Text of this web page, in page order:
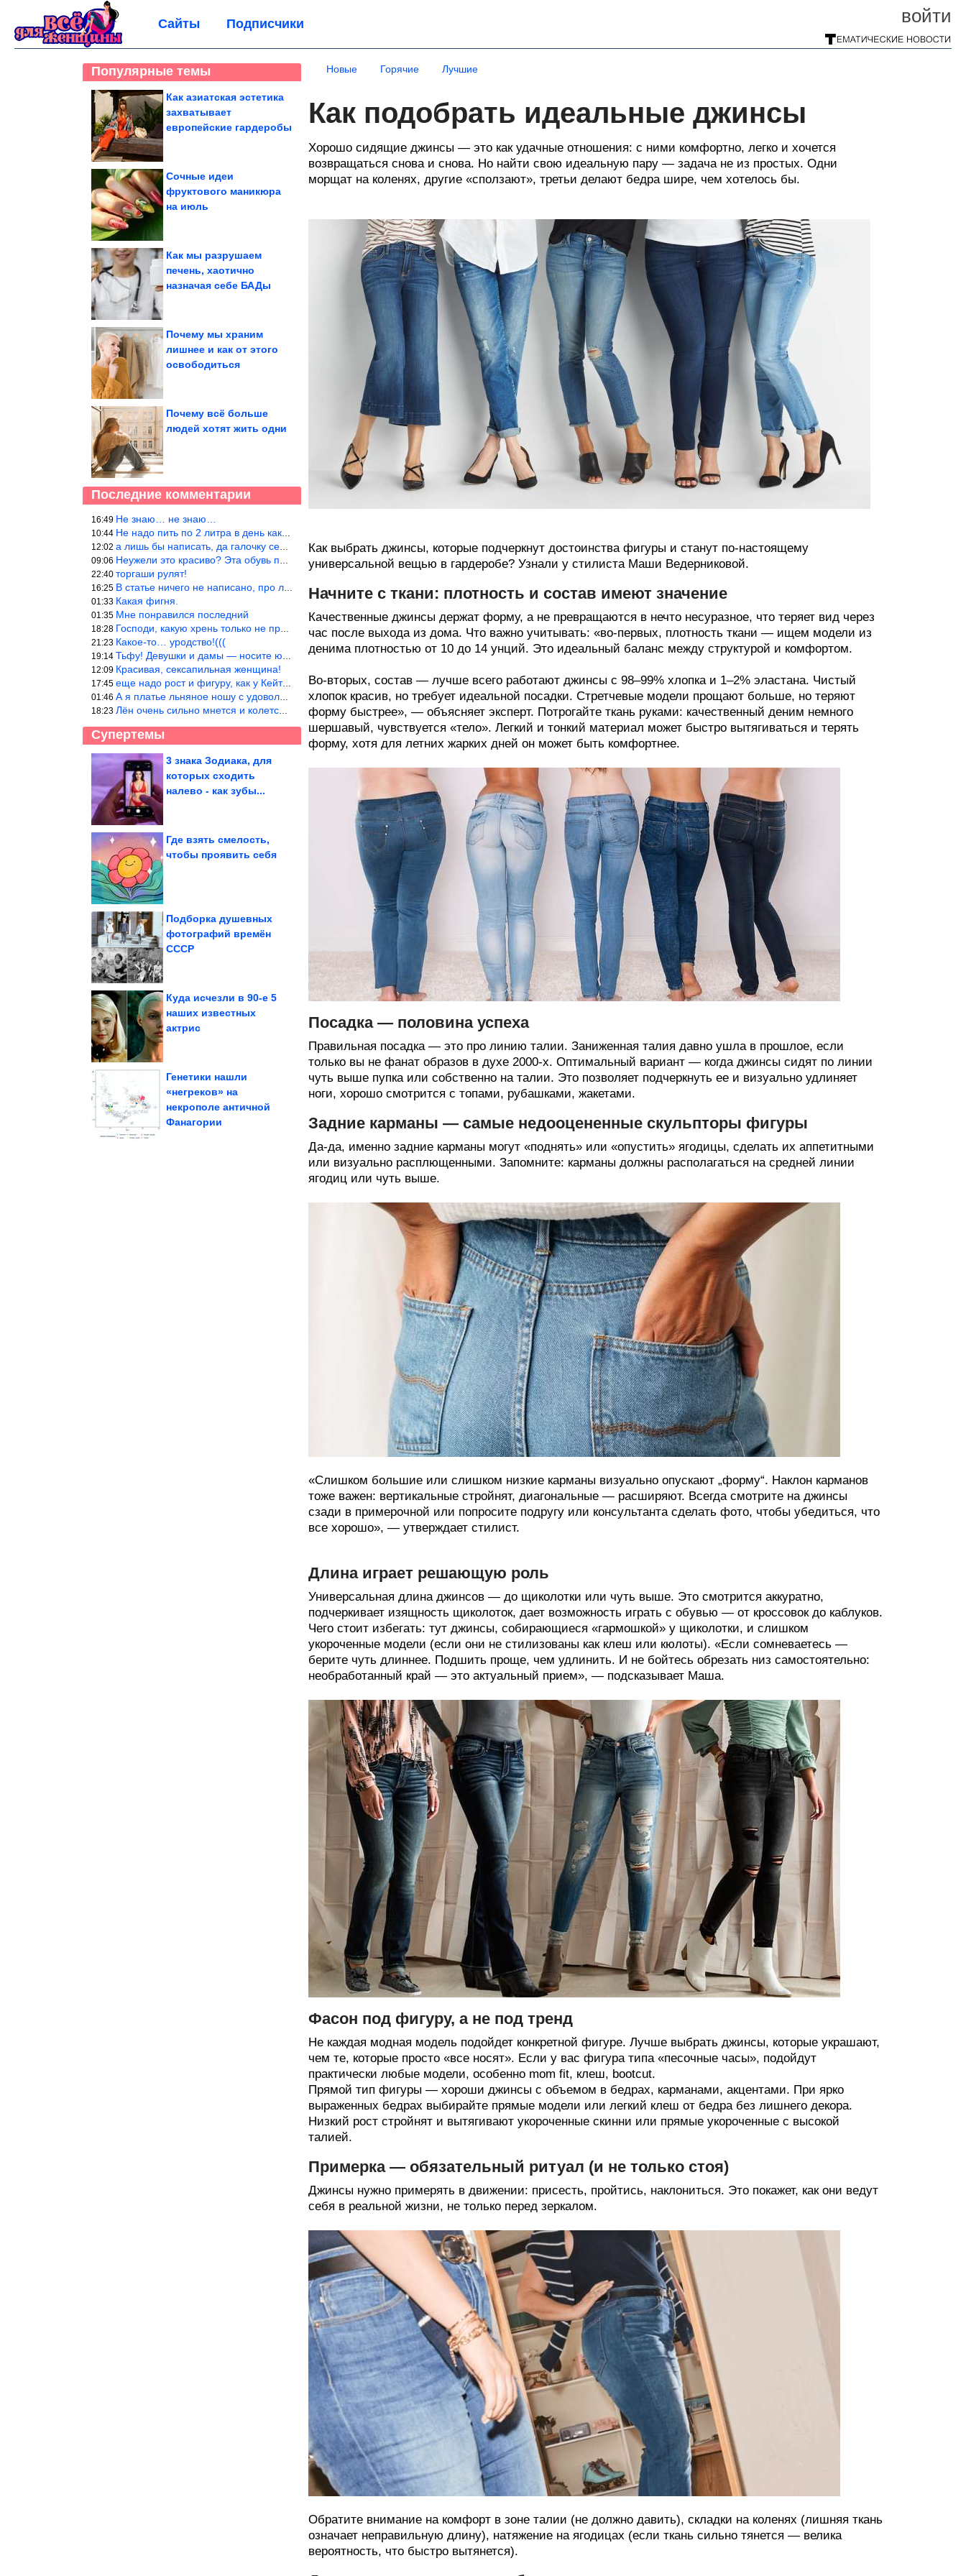
войти
Сайты Подписчики
Популярные темы
Как азиатская эстетика
захватывает
европейские гардеробы
Сочные идеи
фруктового маникюра
на июль
Как мы разрушаем
печень, хаотично
назначая себе БАДы
Почему мы храним
лишнее и как от этого
освободиться
Почему всё больше
людей хотят жить одни
Последние комментарии
16:49 Не знаю… не знаю…
10:44 Не надо пить по 2 литра в день как советуют, пейте только когда
12:02 а лишь бы написать, да галочку себе поставить: я написала статью
09:06 Неужели это красиво? Эта обувь похожа на копыто животного, не хв
22:40 торгаши рулят!
16:25 В статье ничего не написано, про ловушки при выкладывании товара
01:33 Какая фигня.
01:35 Мне понравился последний
18:28 Господи, какую хрень только не придумают, лишь бы бабла срубить!
21:23 Какое-то… уродство!(((
19:14 Тьфу! Девушки и дамы — носите юбки(пожалуйста), любые штаны на ж
12:09 Красивая, сексапильная женщина!
17:45 еще надо рост и фигуру, как у Кейт Мос в юности… тогда и стиль т
01:46 А я платье льняное ношу с удовольствием.Мнется как и все. Но это
18:23 Лён очень сильно мнется и колется. Был у меня костюм, юбка и жак
Супертемы
Приколы со всяким
3 знака Зодиака, для
которых сходить
налево - как зубы...
Где взять смелость,
чтобы проявить себя
Подборка душевных
фотографий времён
СССР
Что произошло в семье
Куда исчезли в 90-е 5
наших известных
актрис
которые доказывают,
Генетики нашли
«негреков» на
некрополе античной
Фанагории
Новые Горячие Лучшие
Как подобрать идеальные джинсы
Хорошо сидящие джинсы — это как удачные отношения: с ними комфортно, легко и хочется
возвращаться снова и снова. Но найти свою идеальную пару — задача не из простых. Одни
морщат на коленях, другие «сползают», третьи делают бедра шире, чем хотелось бы.
Как выбрать джинсы, которые подчеркнут достоинства фигуры и станут по-настоящему
универсальной вещью в гардеробе? Узнали у стилиста Маши Ведерниковой.
Начните с ткани: плотность и состав имеют значение
Качественные джинсы держат форму, а не превращаются в нечто несуразное, что теряет вид через
час после выхода из дома. Что важно учитывать: «во-первых, плотность ткани — ищем модели из
денима плотностью от 10 до 14 унций. Это идеальный баланс между структурой и комфортом.
Во-вторых, состав — лучше всего работают джинсы с 98–99% хлопка и 1–2% эластана. Чистый
хлопок красив, но требует идеальной посадки. Стретчевые модели прощают больше, но теряют
форму быстрее», — объясняет эксперт. Потрогайте ткань руками: качественный деним немного
шершавый, чувствуется «тело». Легкий и тонкий материал может быстро вытягиваться и терять
форму, хотя для летних жарких дней он может быть комфортнее.
Посадка — половина успеха
Правильная посадка — это про линию талии. Заниженная талия давно ушла в прошлое, если
только вы не фанат образов в духе 2000-х. Оптимальный вариант — когда джинсы сидят по линии
чуть выше пупка или собственно на талии. Это позволяет подчеркнуть ее и визуально удлиняет
ноги, хорошо смотрится с топами, рубашками, жакетами.
Задние карманы — самые недооцененные скульпторы фигуры
Да-да, именно задние карманы могут «поднять» или «опустить» ягодицы, сделать их аппетитными
или визуально расплющенными. Запомните: карманы должны располагаться на средней линии
ягодиц или чуть выше.
«Слишком большие или слишком низкие карманы визуально опускают „форму“. Наклон карманов
тоже важен: вертикальные стройнят, диагональные — расширяют. Всегда смотрите на джинсы
сзади в примерочной или попросите подругу или консультанта сделать фото, чтобы убедиться, что
все хорошо», — утверждает стилист.
Длина играет решающую роль
Универсальная длина джинсов — до щиколотки или чуть выше. Это смотрится аккуратно,
подчеркивает изящность щиколоток, дает возможность играть с обувью — от кроссовок до каблуков.
Чего стоит избегать: тут джинсы, собирающиеся «гармошкой» у щиколотки, и слишком
укороченные модели (если они не стилизованы как клеш или кюлоты). «Если сомневаетесь —
берите чуть длиннее. Подшить проще, чем удлинить. И не бойтесь обрезать низ самостоятельно:
необработанный край — это актуальный прием», — подсказывает Маша.
Фасон под фигуру, а не под тренд
Не каждая модная модель подойдет конкретной фигуре. Лучше выбрать джинсы, которые украшают,
чем те, которые просто «все носят». Если у вас фигура типа «песочные часы», подойдут
практически любые модели, особенно mom fit, клеш, bootcut.
Прямой тип фигуры — хороши джинсы с объемом в бедрах, карманами, акцентами. При ярко
выраженных бедрах выбирайте прямые модели или легкий клеш от бедра без лишнего декора.
Низкий рост стройнят и вытягивают укороченные скинни или прямые укороченные с высокой
талией.
Примерка — обязательный ритуал (и не только стоя)
Джинсы нужно примерять в движении: присесть, пройтись, наклониться. Это покажет, как они ведут
себя в реальной жизни, не только перед зеркалом.
Обратите внимание на комфорт в зоне талии (не должно давить), складки на коленях (лишняя ткань
означает неправильную длину), натяжение на ягодицах (если ткань сильно тянется — велика
вероятность, что быстро вытянется).